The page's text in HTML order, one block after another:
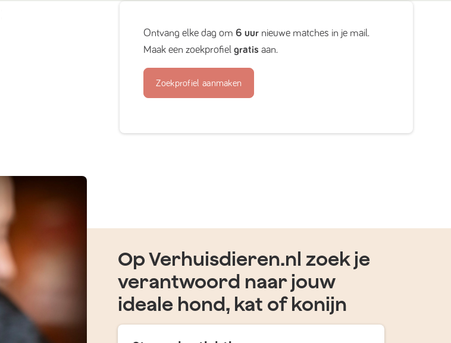
Ontvang elke dag om6 uur nieuwe matches in je mail.
Maak een zoekprofielgratis aan.
Zoekprofiel aanmaken
Op Verhuisdieren.nl zoek je
verantwoord naar jouw
ideale hond, kat of konijn